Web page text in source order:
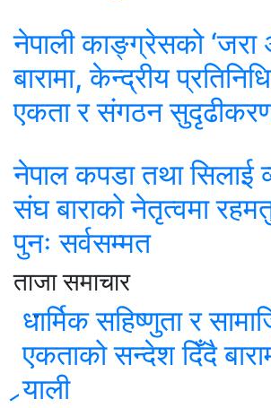
नेपाली काङ्ग्रेसको ‘जरा
बारामा, केन्द्रीय प्रतिनिधि
एकता र संगठन
नेपाल कपडा तथा सिलाई
संघ बाराको नेतृत्वमा
पुनः सर्वसम्मत
ताजा समाचार
धार्मिक सहिष्णुता र
एकताको सन्देश दिँदै
र्‍याली